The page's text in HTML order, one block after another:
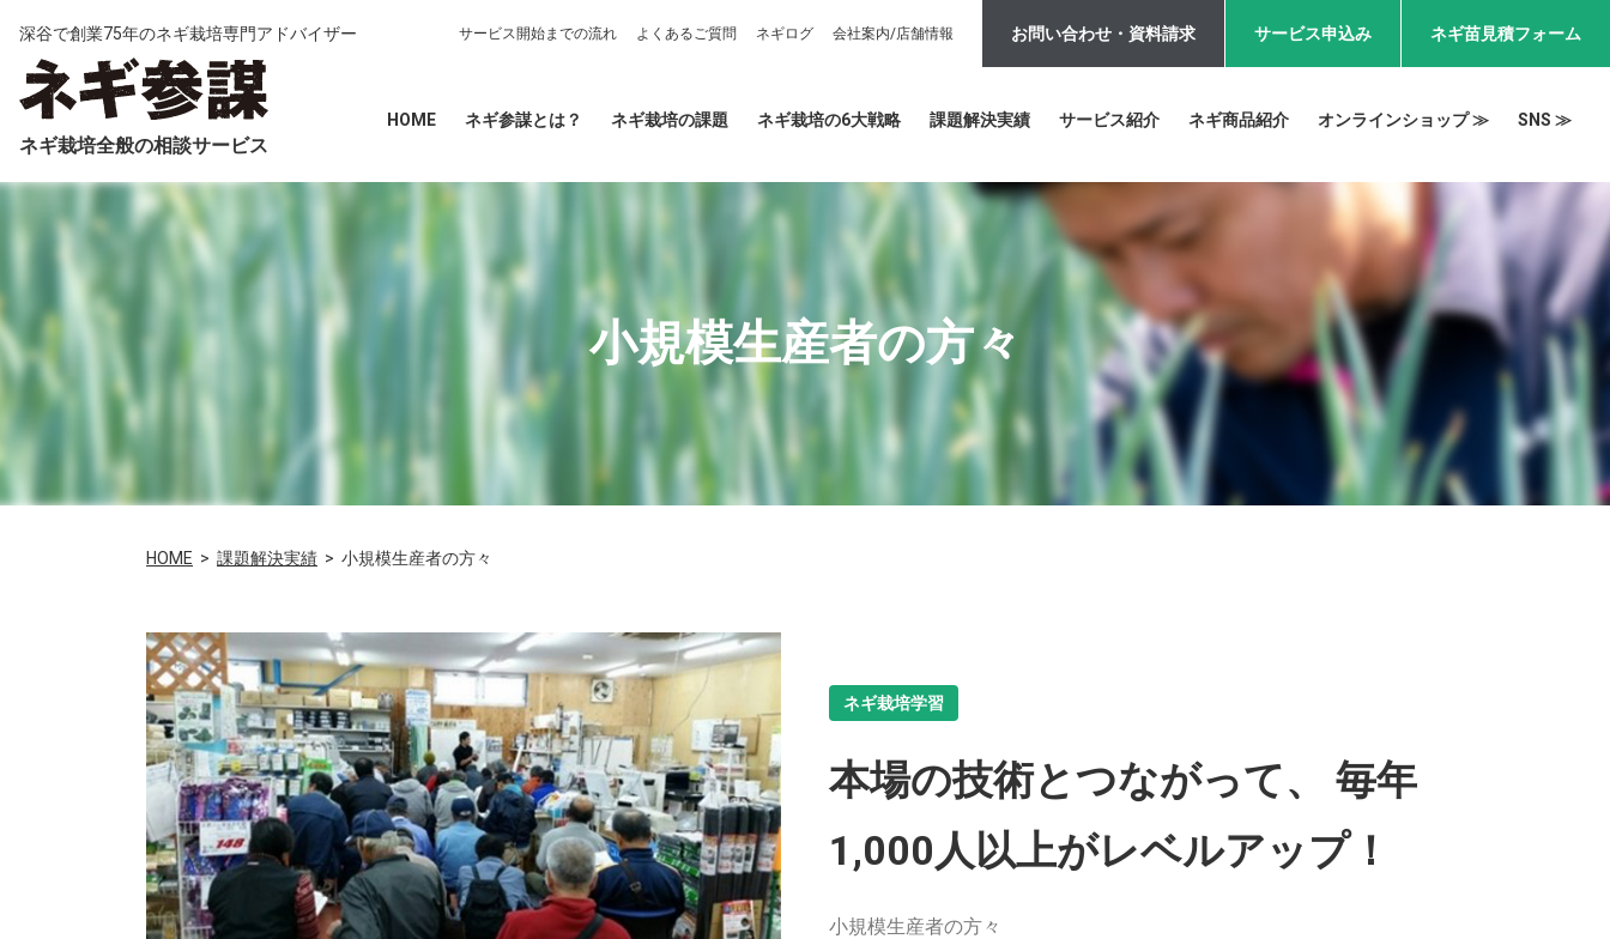
深谷で創業75年のネギ栽培専門アドバイザー
ネギ栽培全般の相談サービス
サービス開始までの流れ よくあるご質問 ネギログ 会社案内/店舗情報 お問い合わせ・資料請求 サービス申込み ネギ苗見積フォーム
HOME ネギ参謀とは？ ネギ栽培の課題 ネギ栽培の6大戦略 課題解決実績 サービス紹介 ネギ商品紹介 オンラインショップ ≫ SNS ≫
小規模生産者の方々
HOME 課題解決実績 小規模生産者の方々
ネギ栽培学習
本場の技術とつながって、 毎年
1,000人以上がレベルアップ！
小規模生産者の方々